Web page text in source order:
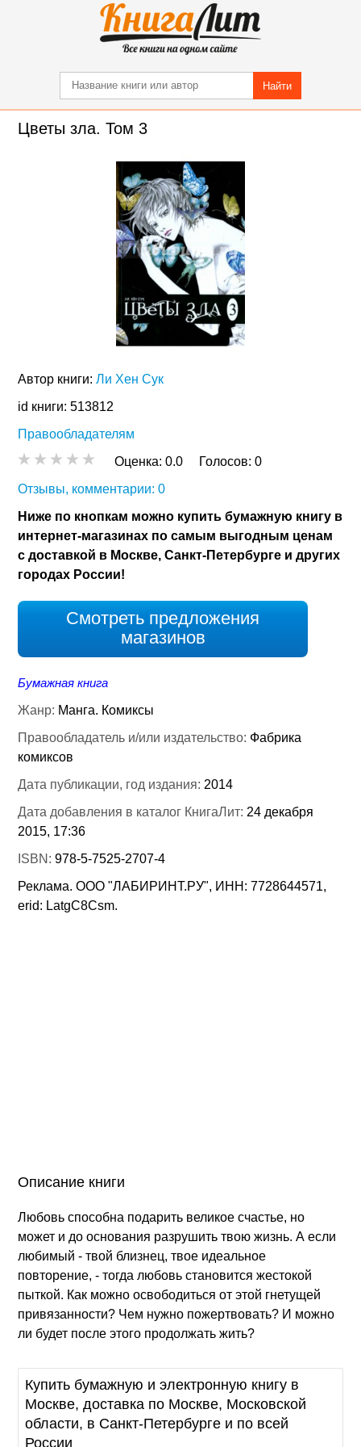
Найти
Цветы зла. Том 3
Автор книги:Ли Хен Сук
id книги: 513812
Правообладателям
Оценка:0.0 Голосов:0
Отзывы, комментарии: 0
Ниже по кнопкам можно купить бумажную книгу в
интернет-магазинах по самым выгодным ценам
с доставкой в Москве, Санкт-Петербурге и других
городах России!
Смотреть предложения
магазинов
Бумажная книга
Жанр: Манга. Комиксы
Правообладатель и/или издательство: Фабрика
комиксов
Дата публикации, год издания: 2014
Дата добавления в каталог КнигаЛит: 24 декабря
2015, 17:36
ISBN:978-5-7525-2707-4
Реклама. ООО "ЛАБИРИНТ.РУ", ИНН: 7728644571,
erid: LatgC8Csm.
Описание книги
Любовь способна подарить великое счастье, но
может и до основания разрушить твою жизнь. А если
любимый - твой близнец, твое идеальное
повторение, - тогда любовь становится жестокой
пыткой. Как можно освободиться от этой гнетущей
привязанности? Чем нужно пожертвовать? И можно
ли будет после этого продолжать жить?
Купить бумажную и электронную книгу в
Москве, доставка по Москве, Московской
области, в Санкт-Петербурге и по всей
России